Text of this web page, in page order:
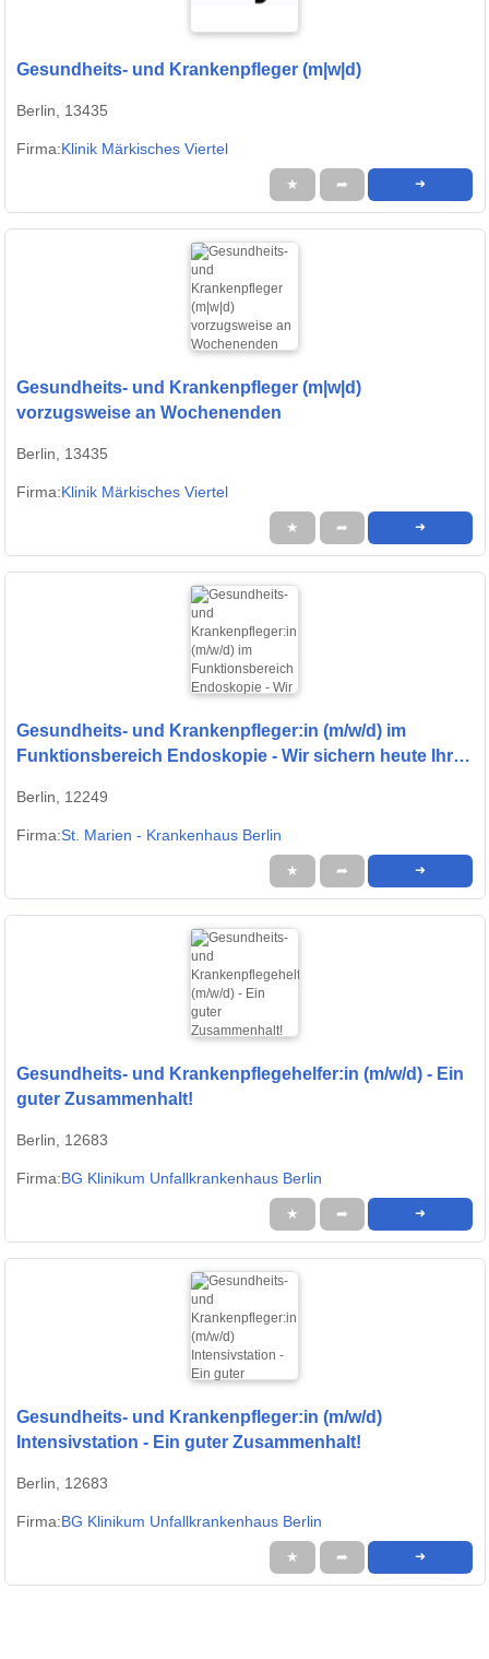
Gesundheits- und Krankenpfleger (m|w|d)
Berlin, 13435
Firma:Klinik Märkisches Viertel
★ ➦ ➜
Gesundheits- und Krankenpfleger (m|w|d)
vorzugsweise an Wochenenden
Berlin, 13435
Firma:Klinik Märkisches Viertel
★ ➦ ➜
Gesundheits- und Krankenpfleger:in (m/w/d) im
Funktionsbereich Endoskopie - Wir sichern heute Ihre
Berlin, 12249
Firma:St. Marien - Krankenhaus Berlin
★ ➦ ➜
Gesundheits- und Krankenpflegehelfer:in (m/w/d) - Ein
guter Zusammenhalt!
Berlin, 12683
Firma:BG Klinikum Unfallkrankenhaus Berlin
★ ➦ ➜
Gesundheits- und Krankenpfleger:in (m/w/d)
Intensivstation - Ein guter Zusammenhalt!
Berlin, 12683
Firma:BG Klinikum Unfallkrankenhaus Berlin
★ ➦ ➜